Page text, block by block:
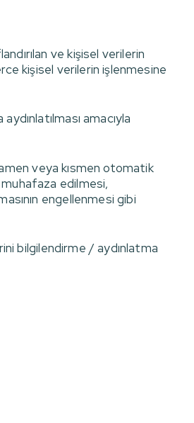
ve kişisel verilerin
kişisel verilerin işlenmesine
amacıyla
veya kısmen otomatik
edilmesi,
engellenmesi gibi
bilgilendirme / aydınlatma